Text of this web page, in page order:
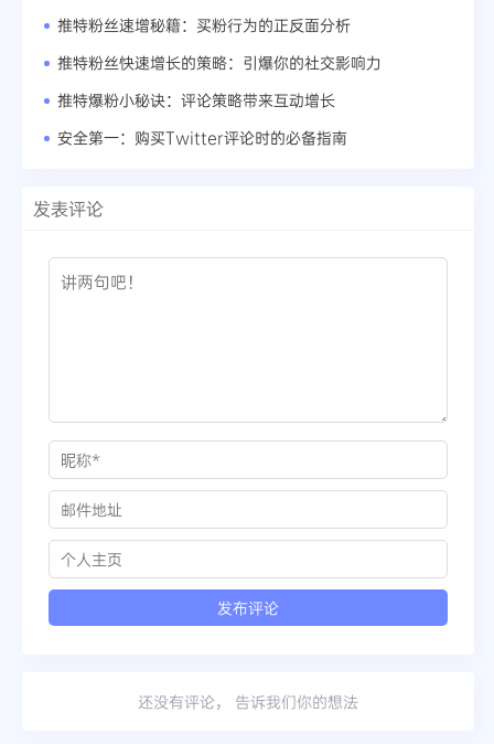
推特粉丝速增秘籍：买粉行为的正反面分析
推特粉丝快速增长的策略：引爆你的社交影响力
推特爆粉小秘诀：评论策略带来互动增长
安全第一：购买Twitter评论时的必备指南
发表评论
还没有评论， 告诉我们你的想法